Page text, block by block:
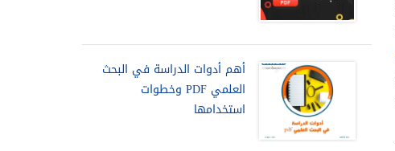
أهم أدوات الدراسة في البحث
العلمي PDF وخطوات
استخدامها